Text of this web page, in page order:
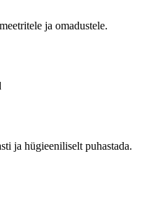
ja omadustele.
ja hügieeniliselt puhastada.